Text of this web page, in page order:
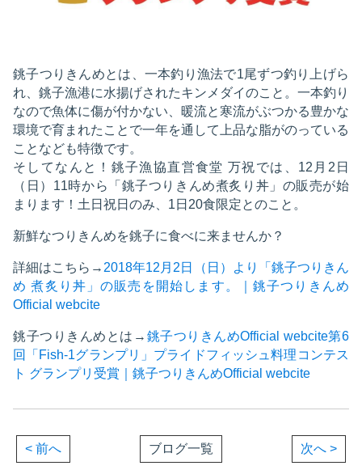
銚子つりきんめとは、一本釣り漁法で1尾ずつ釣り上げら
れ、銚子漁港に水揚げされたキンメダイのこと。一本釣り
なので魚体に傷が付かない、暖流と寒流がぶつかる豊かな
環境で育まれたことで一年を通して上品な脂がのっている
ことなども特徴です。
そしてなんと！銚子漁協直営食堂 万祝では、12月2日
（日）11時から「銚子つりきんめ煮炙り丼」の販売が始
まります！土日祝日のみ、1日20食限定とのこと。
新鮮なつりきんめを銚子に食べに来ませんか？
詳細はこちら→ 2018年12月2日（日）より「銚子つりきん
め 煮炙り丼」の販売を開始します。｜銚子つりきんめ
Official webcite
銚子つりきんめとは→ 銚子つりきんめOfficial webcite第6
回「Fish-1グランプリ」プライドフィッシュ料理コンテス
ト グランプリ受賞｜銚子つりきんめOfficial webcite
< 前へ ブログ一覧 次へ >